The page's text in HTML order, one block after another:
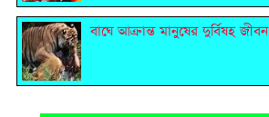
বাঘে আক্রান্ত মানুষের দুর্বিষহ জীবন